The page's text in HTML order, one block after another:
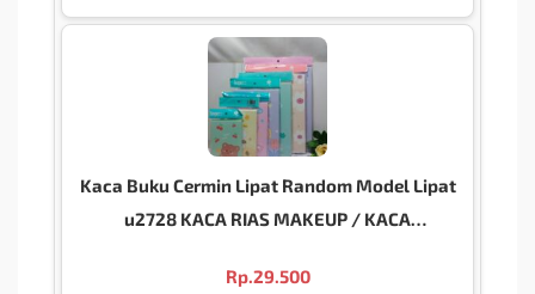
Kaca Buku Cermin Lipat Random Model Lipat
u2728 KACA RIAS MAKEUP / KACA
u2728
Rp.29.500